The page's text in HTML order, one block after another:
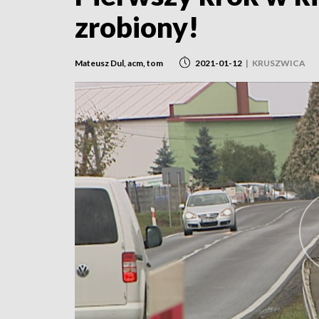
zrobiony!
Mateusz Dul, acm, tom 2021-01-12 | KRUSZWICA